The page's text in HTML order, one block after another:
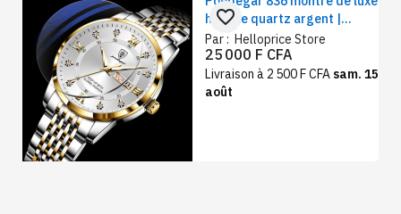
homme quartz argent |
design classique et vintage,
bracelet acier inoxydable
Par : Helloprice Store
favorite_border
25 000 F CFA
Livraison à 2 500 F CFA sam. 15
août